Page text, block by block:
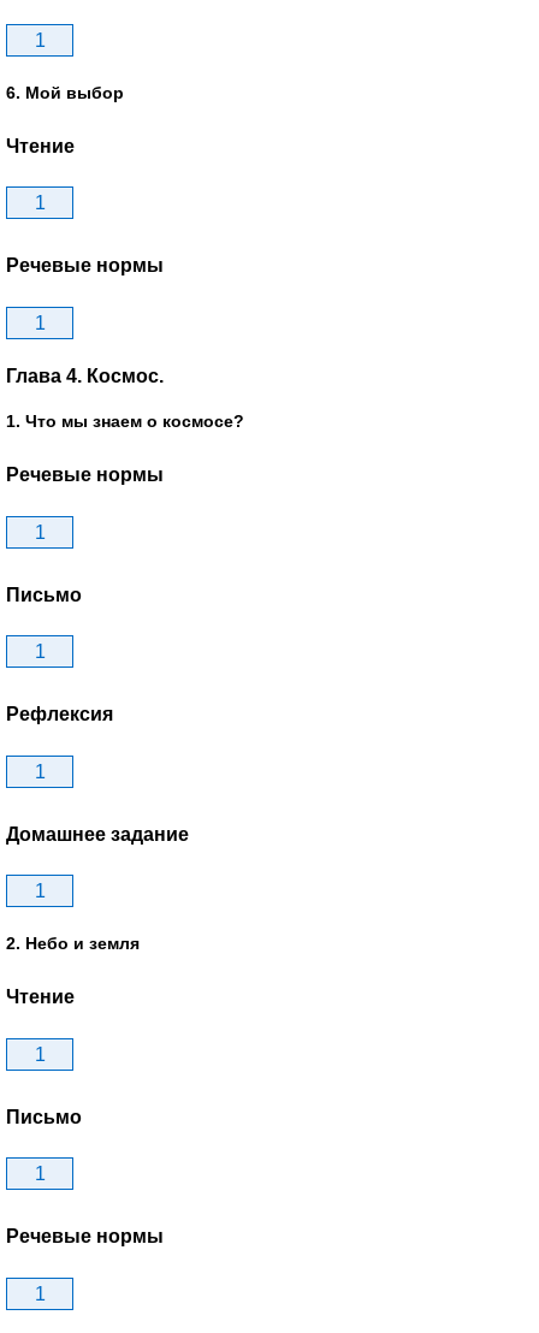
1
6. Мой выбор
Чтение
1
Речевые нормы
1
Глава 4. Космос.
1. Что мы знаем о космосе?
Речевые нормы
1
Письмо
1
Рефлексия
1
Домашнее задание
1
2. Небо и земля
Чтение
1
Письмо
1
Речевые нормы
1